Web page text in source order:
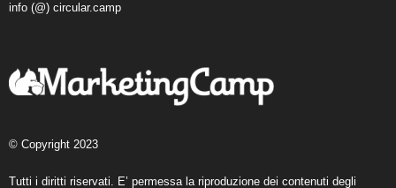
info (@) circular.camp
© Copyright 2023
Tutti i diritti riservati. E’ permessa la riproduzione dei contenuti degli